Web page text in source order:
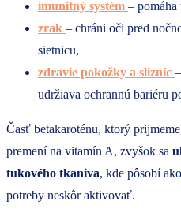
imunitný systém –
zrak – chráni oči pred
sietnicu,
zdravie pokožky a slizníc
udržiava ochrannú bariéru
Časť betakaroténu, ktorý
premení na vitamín A, zvyšok sa
tukového tkaniva, kde pôsobí
potreby neskôr aktivovať.